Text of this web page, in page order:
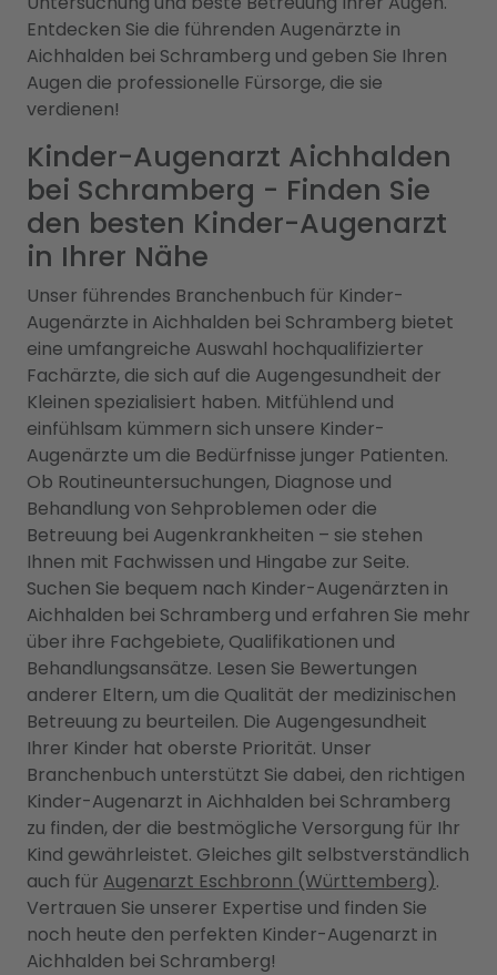
Entdecken Sie die führenden Augenärzte in
Aichhalden bei Schramberg und geben Sie Ihren
Augen die professionelle Fürsorge, die sie
verdienen!
Kinder-Augenarzt Aichhalden
bei Schramberg - Finden Sie
den besten Kinder-Augenarzt
in Ihrer Nähe
Unser führendes Branchenbuch für Kinder-
Augenärzte in Aichhalden bei Schramberg bietet
eine umfangreiche Auswahl hochqualifizierter
Fachärzte, die sich auf die Augengesundheit der
Kleinen spezialisiert haben. Mitfühlend und
einfühlsam kümmern sich unsere Kinder-
Augenärzte um die Bedürfnisse junger Patienten.
Ob Routineuntersuchungen, Diagnose und
Behandlung von Sehproblemen oder die
Betreuung bei Augenkrankheiten – sie stehen
Ihnen mit Fachwissen und Hingabe zur Seite.
Suchen Sie bequem nach Kinder-Augenärzten in
Aichhalden bei Schramberg und erfahren Sie mehr
über ihre Fachgebiete, Qualifikationen und
Behandlungsansätze. Lesen Sie Bewertungen
anderer Eltern, um die Qualität der medizinischen
Betreuung zu beurteilen. Die Augengesundheit
Ihrer Kinder hat oberste Priorität. Unser
Branchenbuch unterstützt Sie dabei, den richtigen
Kinder-Augenarzt in Aichhalden bei Schramberg
zu finden, der die bestmögliche Versorgung für Ihr
Kind gewährleistet. Gleiches gilt selbstverständlich
auch für Augenarzt Eschbronn (Württemberg).
Vertrauen Sie unserer Expertise und finden Sie
noch heute den perfekten Kinder-Augenarzt in
Aichhalden bei Schramberg!